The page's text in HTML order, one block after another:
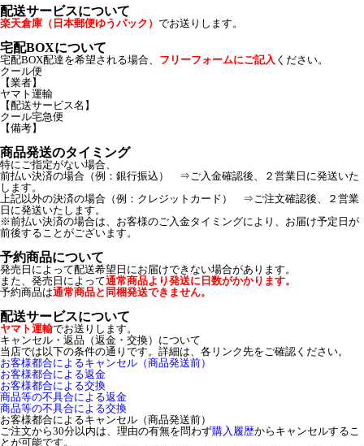
配送サービスについて
楽天倉庫（日本郵便ゆうパック） でお送りします。
宅配BOXについて
宅配BOX配達を希望される場合、 フリーフォームにご記入 ください。
クール便
【業者】
ヤマト運輸
【配送サービス名】
クール宅急便
【備考】
商品発送のタイミング
特にご指定がない場合、
前払い決済の場合（例：銀行振込） ⇒ご入金確認後、２営業日に発送いた
します。
上記以外の決済の場合（例：クレジットカード） ⇒ご注文確認後、２営業
日に発送いたします。
※前払い決済の場合は、お客様のご入金タイミングにより、お届け予定日が
前後することがございます。
予約商品について
発売日によって配送希望日にお届けできない場合があります。
また、発売日によって通常商品より発送に日数がかかります。
予約商品は通常商品と同梱発送できません。
配送サービスについて
ヤマト運輸でお送りします。
キャンセル・返品（返金・交換）について
当店では以下の条件の通りです。詳細は、各リンク先をご確認ください。
お客様都合によるキャンセル（商品発送前）
お客様都合による返金
お客様都合による交換
商品等の不具合による返金
商品等の不具合による交換
お客様都合によるキャンセル（商品発送前）
ご注文から30分以内は、理由の有無を問わず購入履歴からキャンセルするこ
とが可能です。